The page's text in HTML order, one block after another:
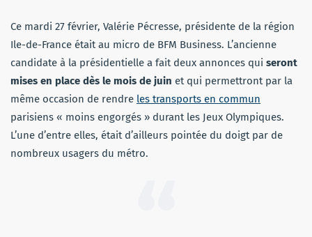
Ce mardi 27 février, Valérie Pécresse, présidente de la région
Ile-de-France était au micro de BFM Business. L’ancienne
candidate à la présidentielle a fait deux annonces qui seront
mises en place dès le mois de juin et qui permettront par la
même occasion de rendre les transports en commun
parisiens « moins engorgés » durant les Jeux Olympiques.
L’une d’entre elles, était d’ailleurs pointée du doigt par de
nombreux usagers du métro.